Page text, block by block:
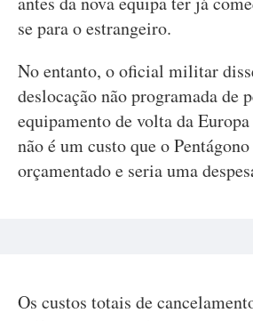
se para o estrangeiro.
No entanto, o oficial militar
deslocação não programada de
equipamento de volta da
não é um custo que o
orçamentado e seria uma
Os custos totais de